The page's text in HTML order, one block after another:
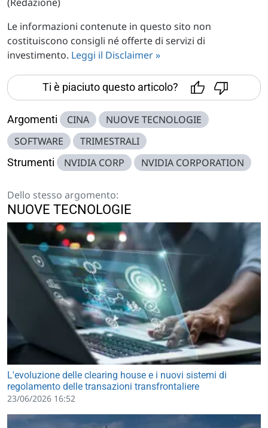
Le informazioni contenute in questo sito non
costituiscono consigli né offerte di servizi di
investimento. Leggi il Disclaimer »
Ti è piaciuto questo articolo?
Argomenti CINA
NUOVE TECNOLOGIE
SOFTWARE
TRIMESTRALI
Strumenti NVIDIA CORP NVIDIA CORPORATION
Dello stesso argomento:
NUOVE TECNOLOGIE
L'evoluzione delle clearing house e i nuovi sistemi di
regolamento delle transazioni transfrontaliere
23/06/2026 16:52